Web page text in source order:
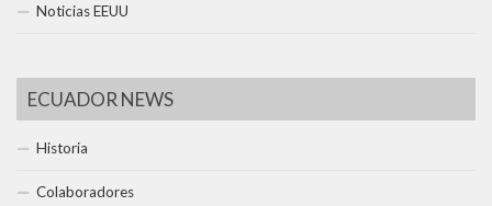
Noticias EEUU
ECUADOR NEWS
Historia
Colaboradores